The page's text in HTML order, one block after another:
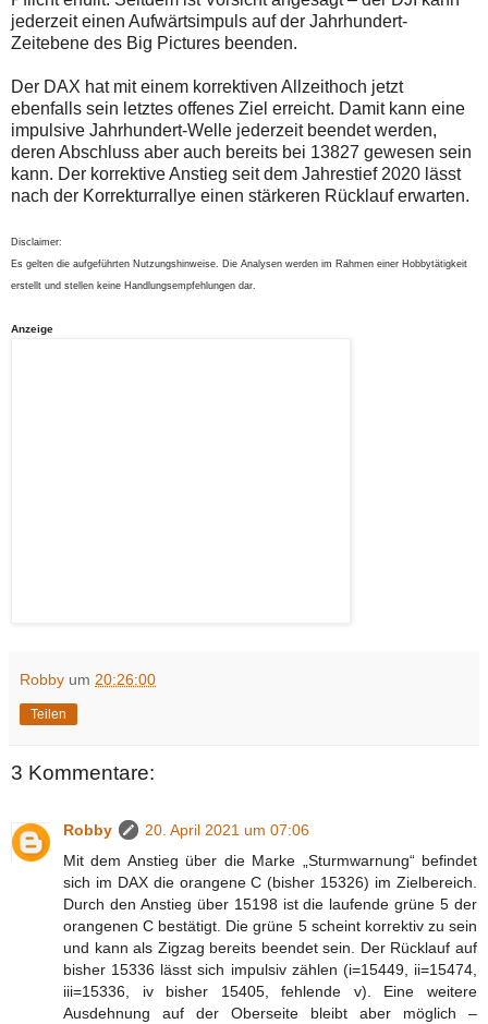
jederzeit einen Aufwärtsimpuls auf der Jahrhundert-
Zeitebene des Big Pictures beenden.
Der DAX hat mit einem korrektiven Allzeithoch jetzt
ebenfalls sein letztes offenes Ziel erreicht. Damit kann eine
impulsive Jahrhundert-Welle jederzeit beendet werden,
deren Abschluss aber auch bereits bei 13827 gewesen sein
kann. Der korrektive Anstieg seit dem Jahrestief 2020 lässt
nach der Korrekturrallye einen stärkeren Rücklauf erwarten.
Disclaimer:
Es gelten die aufgeführten Nutzungshinweise. Die Analysen werden im Rahmen einer Hobbytätigkeit
erstellt und stellen keine Handlungsempfehlungen dar.
Anzeige
Robby um 20:26:00
Teilen
3 Kommentare:
Robby
20. April 2021 um 07:06
Mit dem Anstieg über die Marke „Sturmwarnung“ befindet
sich im DAX die orangene C (bisher 15326) im Zielbereich.
Durch den Anstieg über 15198 ist die laufende grüne 5 der
orangenen C bestätigt. Die grüne 5 scheint korrektiv zu sein
und kann als Zigzag bereits beendet sein. Der Rücklauf auf
bisher 15336 lässt sich impulsiv zählen (i=15449, ii=15474,
iii=15336, iv bisher 15405, fehlende v). Eine weitere
Ausdehnung auf der Oberseite bleibt aber möglich –